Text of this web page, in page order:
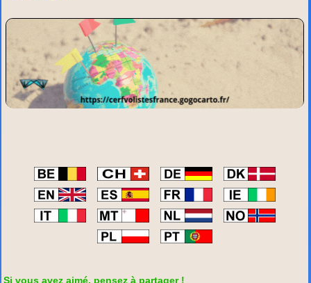
Si vous avez aimé, pensez à partager !